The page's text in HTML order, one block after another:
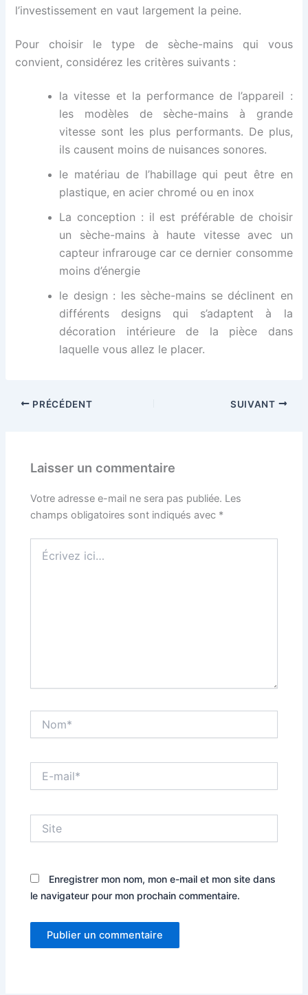
l’investissement en vaut largement la peine.
Pour choisir le type de sèche-mains qui vous
convient, considérez les critères suivants :
la vitesse et la performance de l’appareil :
les modèles de sèche-mains à grande
vitesse sont les plus performants. De plus,
ils causent moins de nuisances sonores.
le matériau de l’habillage qui peut être en
plastique, en acier chromé ou en inox
La conception : il est préférable de choisir
un sèche-mains à haute vitesse avec un
capteur infrarouge car ce dernier consomme
moins d’énergie
le design : les sèche-mains se déclinent en
différents designs qui s’adaptent à la
décoration intérieure de la pièce dans
laquelle vous allez le placer.
PRÉCÉDENT SUIVANT
Laisser un commentaire
Votre adresse e-mail ne sera pas publiée. Les
champs obligatoires sont indiqués avec *
ici…
mail*
Enregistrer mon nom, mon e-mail et mon site dans
le navigateur pour mon prochain commentaire.